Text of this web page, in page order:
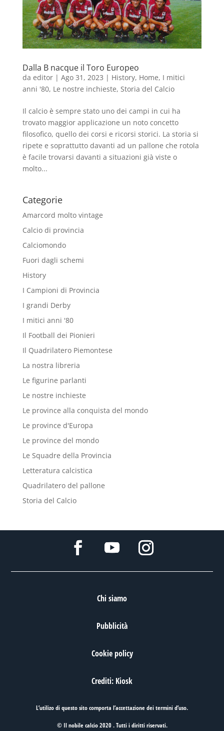
Dalla B nacque il Toro Europeo
da editor| Ago 31, 2023 | History, Home, I mitici
anni '80, Le nostre inchieste, Storia del Calcio
Il calcio è sempre stato uno dei campi in cui ha
trovato maggior applicazione un noto concetto
filosofico, quello dei corsi e ricorsi storici. La storia si
ripete e soprattutto davanti ad un pallone che rotola
è facile trovarsi davanti a situazioni già viste o
molto...
Categorie
Amarcord molto vintage
Calcio di provincia
Calciomondo
Fuori dagli schemi
History
I Campioni di Provincia
I grandi Derby
I mitici anni '80
Il Football dei Pionieri
Il Quadrilatero Piemontese
La nostra libreria
Le figurine parlanti
Le nostre inchieste
Le province alla conquista del mondo
Le province d'Europa
Le province del mondo
Le Squadre della Provincia
Letteratura calcistica
Quadrilatero del pallone
Storia del Calcio
Chi siamo
Pubblicità
Cookie policy
Crediti: Kiosk
L’utilizo di questo sito comporta l’accettazione deitermini d’uso.
© Il nobile calcio 2020 . Tutti i diritti riservati.